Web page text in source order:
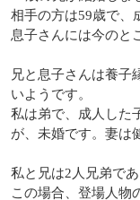
相手の方は59歳で、
息子さんには今のと
兄と息子さんは養子
いようです。
私は弟で、成人した
が、未婚です。妻は
私と兄は2人兄弟で
この場合、登場人物